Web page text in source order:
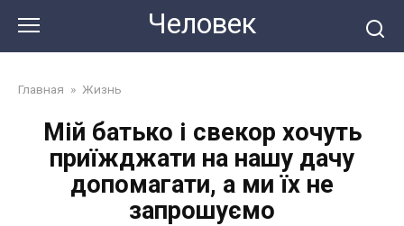
змісту
Человек
Главная » Жизнь
Мій батько і свекор хочуть
приїжджати на нашу дачу
допомагати, а ми їх не
запрошуємо